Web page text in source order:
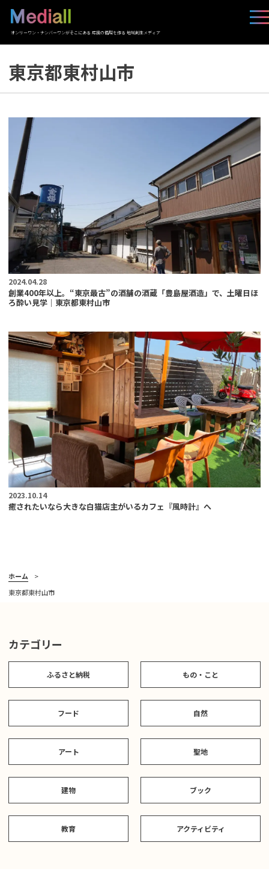
オンリーワン・ナンバーワンがそこにある 応援の循環を作る 地域創生メディア
東京都東村山市
2024.04.28
創業400年以上。“東京最古”の酒舗の酒蔵「豊島屋酒造」で、土曜日ほ
ろ酔い見学｜東京都東村山市
2023.10.14
癒されたいなら大きな白猫店主がいるカフェ『風時計』へ
ホーム
東京都東村山市
カテゴリー
ふるさと納税 もの・こと
フード 自然
アート 聖地
建物 ブック
教育 アクティビティ